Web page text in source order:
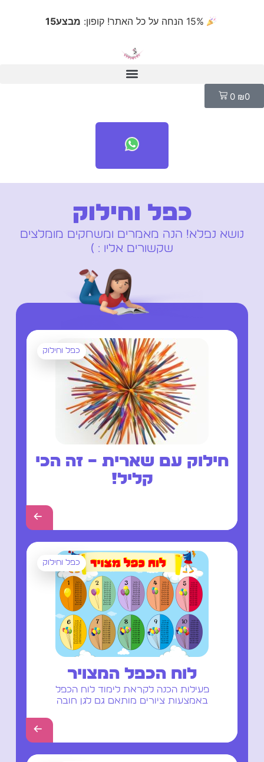
15% הנחה על כל האתר! קופון: מבצע15
₪0
0
כפל וחילוק
נושא נפלא! הנה מאמרים ומשחקים מומלצים
שקשורים אליו : )
כפל וחילוק
חילוק עם שארית – זה הכי
קליל!
←
כפל וחילוק
לוח הכפל המצויר
פעילות הכנה לקראת לימוד לוח הכפל
באמצעות ציורים מותאם גם לגן חובה
←